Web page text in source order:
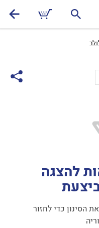
להצגה
הסינון כדי לחזור